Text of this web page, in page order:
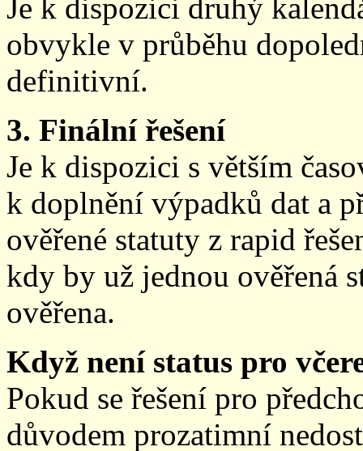
Je k dispozici druhý
obvykle v průběhu
definitivní.
3. Finální řešení
Je k dispozici s větším
k doplnění výpadků dat a
ověřené statuty z rapid
kdy by už jednou ověřená
ověřena.
Když není status pro
Pokud se řešení pro
důvodem prozatimní